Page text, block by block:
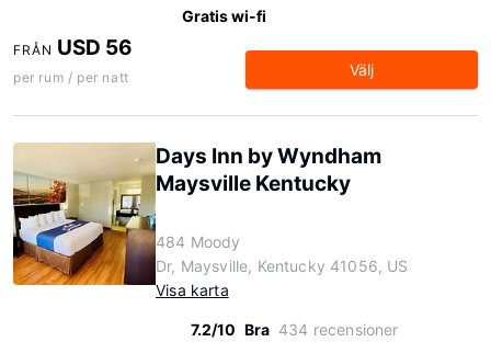
Gratis wi-fi
FRÅN USD 56
per rum / per natt Välj
Days Inn by Wyndham
Maysville Kentucky
484 Moody
Dr, Maysville, Kentucky 41056, US
Visa karta
7.2/10 Bra 434 recensioner